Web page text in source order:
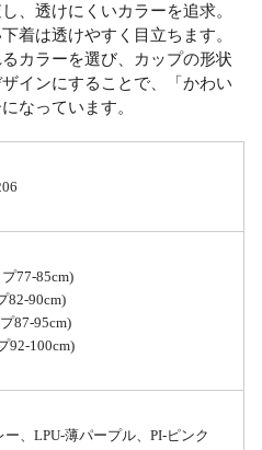
、透けにくいカラーを追求。
着は透けやすく目立ちます。
カラーを選び、カップの形状
インにすることで、「かわい
なっています。
77-85cm)
82-90cm)
87-95cm)
92-100cm)
ー、LPU-薄パープル、PI-ピンク